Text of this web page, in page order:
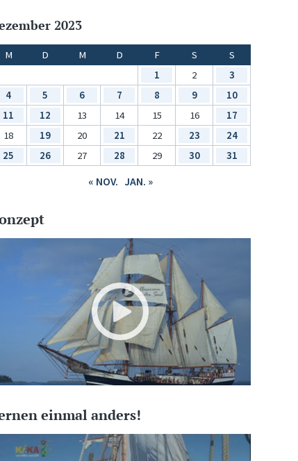
2023
M D M D F S
S
1
2
3
4
5 6 7 8 9
10
11
12 13 14 15 16
17
18
19 20 21 22 23
24
25
26 27 28 29 30 31
« NOV. JAN. »
einmal anders!